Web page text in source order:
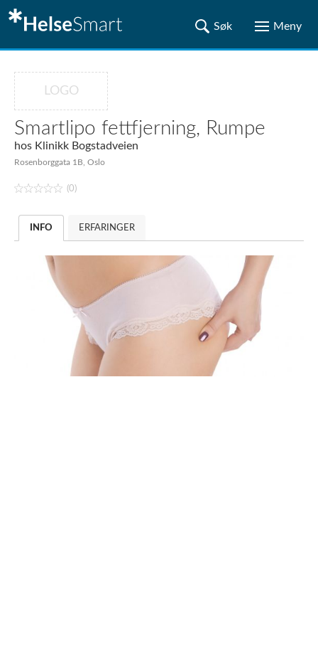
LOGO
Smartlipo fettfjerning, Rumpe
hos Klinikk Bogstadveien
Rosenborggata 1B, Oslo
(0)
INFO ERFARINGER